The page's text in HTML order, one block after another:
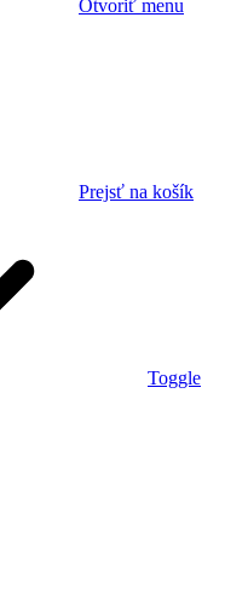
Otvoriť menu
Prejsť na košík
Toggle